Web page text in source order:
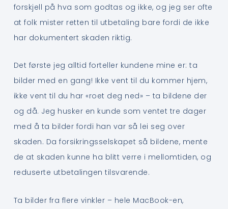
forskjell på hva som godtas og ikke, og jeg ser ofte
at folk mister retten til utbetaling bare fordi de ikke
har dokumentert skaden riktig.
Det første jeg alltid forteller kundene mine er: ta
bilder med en gang! Ikke vent til du kommer hjem,
ikke vent til du har «roet deg ned» – ta bildene der
og då. Jeg husker en kunde som ventet tre dager
med å ta bilder fordi han var så lei seg over
skaden. Da forsikringsselskapet så bildene, mente
de at skaden kunne ha blitt verre i mellomtiden, og
reduserte utbetalingen tilsvarende.
Ta bilder fra flere vinkler – hele MacBook-en,